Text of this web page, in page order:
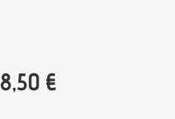
8,50 €